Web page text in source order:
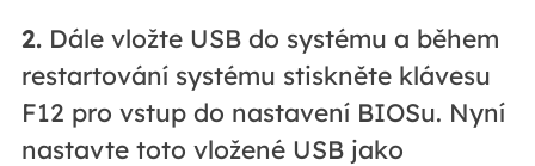
2.Dále vložte USB do systému a během
restartování systému stiskněte klávesu
F12 pro vstup do nastavení BIOSu. Nyní
nastavte toto vložené USB jako